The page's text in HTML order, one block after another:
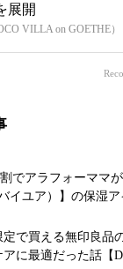
展開
VILLA on GOETHE）
でアラフォーママ
イユア）】の保湿
定で買える無印良品
に最適だった話【